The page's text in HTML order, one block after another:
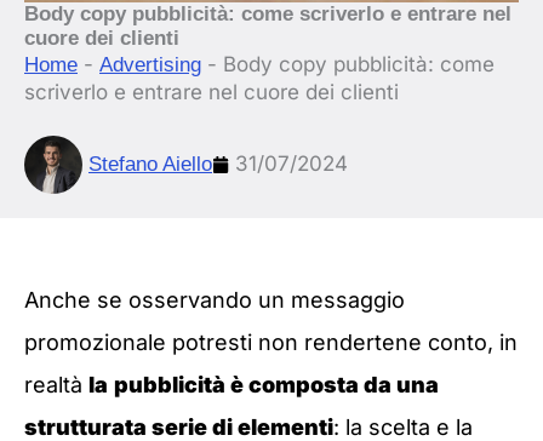
Body copy pubblicità: come scriverlo e entrare nel
cuore dei clienti
Home - Advertising - Body copy pubblicità: come
scriverlo e entrare nel cuore dei clienti
Stefano Aiello 31/07/2024
Anche se osservando un messaggio
promozionale potresti non rendertene conto, in
realtà la pubblicità è composta da una
strutturata serie di elementi: la scelta e la